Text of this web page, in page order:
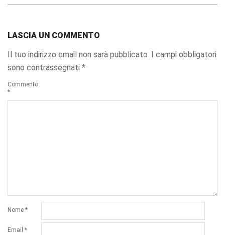
LASCIA UN COMMENTO
Il tuo indirizzo email non sarà pubblicato.
I campi obbligatori
sono contrassegnati *
Commento
*
Nome *
Email *